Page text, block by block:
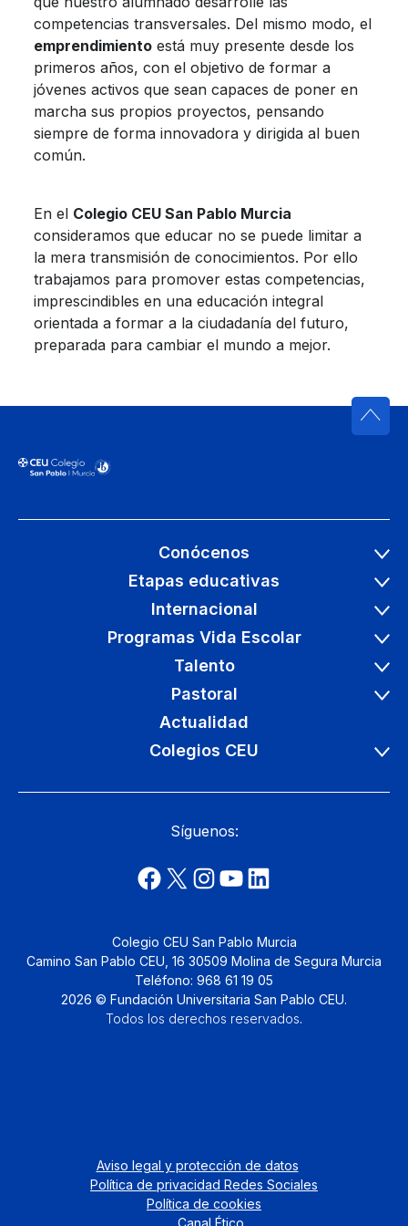
competencias transversales. Del mismo modo, el
emprendimientoestá muy presente desde los
primeros años, con el objetivo de formar a
jóvenes activos que sean capaces de poner en
marcha sus propios proyectos, pensando
siempre de forma innovadora y dirigida al buen
común.
En el Colegio CEU San Pablo Murcia
consideramos que educar no se puede limitar a
la mera transmisión de conocimientos. Por ello
trabajamos para promover estas competencias,
imprescindibles en una educación integral
orientada a formar a la ciudadanía del futuro,
preparada para cambiar el mundo a mejor.
Conócenos
Etapas educativas
Internacional
Programas Vida Escolar
Talento
Pastoral
Actualidad
Colegios CEU
Síguenos:
Colegio CEU San Pablo Murcia
Camino San Pablo CEU, 16 30509 Molina de Segura Murcia
Teléfono: 968 61 19 05
2026 © Fundación Universitaria San Pablo CEU.
Todos los derechos reservados.
Aviso legal y protección de datos
Política de privacidad Redes Sociales
Política de cookies
Canal Ético